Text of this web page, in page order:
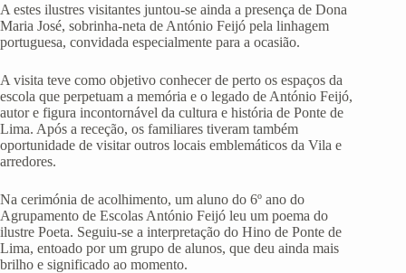
A estes ilustres visitantes juntou-se ainda a presença de Dona
Maria José, sobrinha-neta de António Feijó pela linhagem
portuguesa, convidada especialmente para a ocasião.
A visita teve como objetivo conhecer de perto os espaços da
escola que perpetuam a memória e o legado de António Feijó,
autor e figura incontornável da cultura e história de Ponte de
Lima. Após a receção, os familiares tiveram também
oportunidade de visitar outros locais emblemáticos da Vila e
arredores.
Na cerimónia de acolhimento, um aluno do 6º ano do
Agrupamento de Escolas António Feijó leu um poema do
ilustre Poeta. Seguiu-se a interpretação do Hino de Ponte de
Lima, entoado por um grupo de alunos, que deu ainda mais
brilho e significado ao momento.